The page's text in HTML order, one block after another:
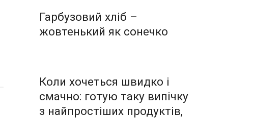
Гарбузовий хліб –
жовтенький як сонечко
Коли хочеться швидко і
смачно: готую таку випічку
з найпростіших продуктів,